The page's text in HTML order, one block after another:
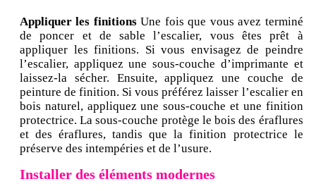
Appliquer les finitionsUne fois que vous avez terminé
de poncer et de sable l’escalier, vous êtes prêt à
appliquer les finitions. Si vous envisagez de peindre
l’escalier, appliquez une sous-couche d’imprimante et
laissez-la sécher. Ensuite, appliquez une couche de
peinture de finition. Si vous préférez laisser l’escalier en
bois naturel, appliquez une sous-couche et une finition
protectrice. La sous-couche protège le bois des éraflures
et des éraflures, tandis que la finition protectrice le
préserve des intempéries et de l’usure.
Installer des éléments modernes